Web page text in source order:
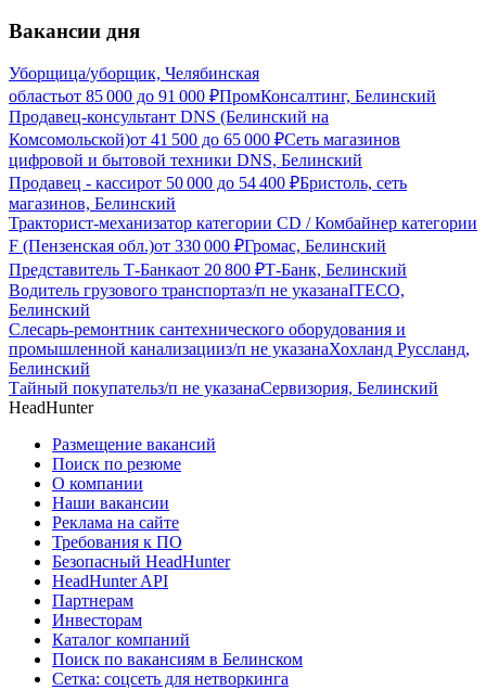
Вакансии дня
Уборщица/уборщик, Челябинская
областьот 85 000 до 91 000 ₽ПромКонсалтинг, Белинский
Продавец-консультант DNS (Белинский на
Комсомольской)от 41 500 до 65 000 ₽Сеть магазинов
цифровой и бытовой техники DNS, Белинский
Продавец - кассирот 50 000 до 54 400 ₽Бристоль, сеть
магазинов, Белинский
Тракторист-механизатор категории CD / Комбайнер категории
F (Пензенская обл.)от 330 000 ₽Громас, Белинский
Представитель Т-Банкаот 20 800 ₽Т-Банк, Белинский
Водитель грузового транспортаз/п не указанаITECO,
Белинский
Слесарь-ремонтник сантехнического оборудования и
промышленной канализацииз/п не указанаХохланд Руссланд,
Белинский
Тайный покупательз/п не указанаСервизория, Белинский
HeadHunter
Размещение вакансий
Поиск по резюме
О компании
Наши вакансии
Реклама на сайте
Требования к ПО
Безопасный HeadHunter
HeadHunter API
Партнерам
Инвесторам
Каталог компаний
Поиск по вакансиям в Белинском
Сетка: соцсеть для нетворкинга